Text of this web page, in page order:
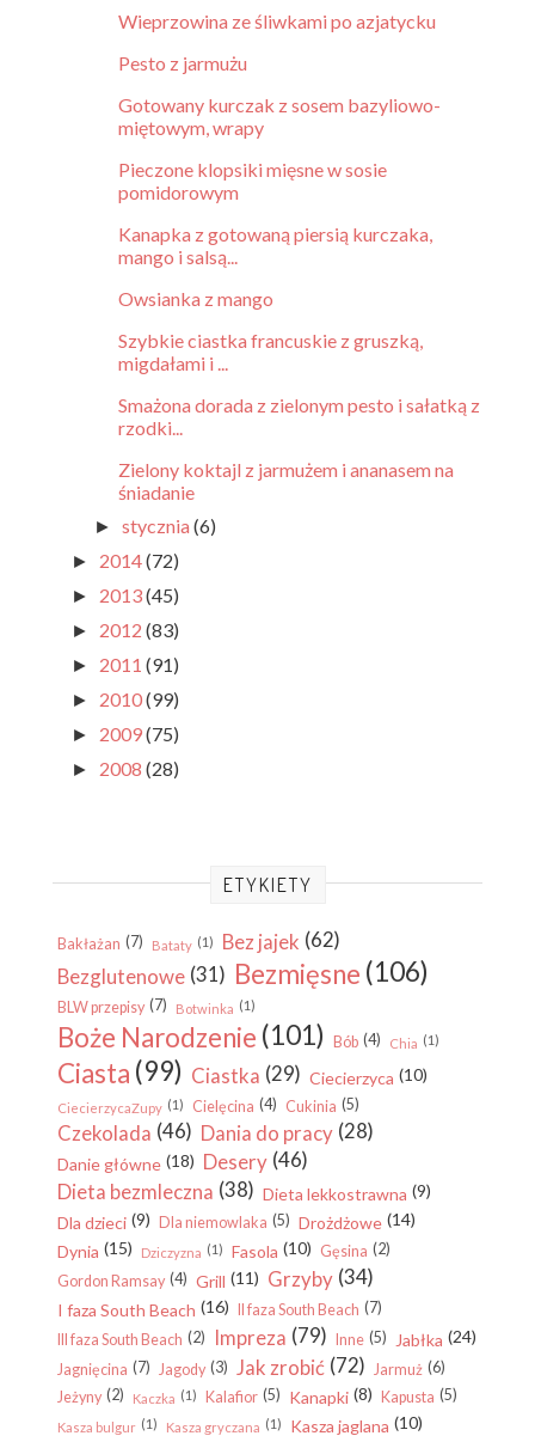
Wieprzowina ze śliwkami po azjatycku
Pesto z jarmużu
Gotowany kurczak z sosem bazyliowo-
miętowym, wrapy
Pieczone klopsiki mięsne w sosie
pomidorowym
Kanapka z gotowaną piersią kurczaka,
mango i salsą...
Owsianka z mango
Szybkie ciastka francuskie z gruszką,
migdałami i ...
Smażona dorada z zielonym pesto i sałatką z
rzodki...
Zielony koktajl z jarmużem i ananasem na
śniadanie
►stycznia(6)
► 2014(72)
► 2013(45)
► 2012 (83)
► 2011 (91)
► 2010(99)
► 2009(75)
► 2008 (28)
ETYKIETY
Bakłażan (7) Bataty (1) Bez jajek (62)
Bezglutenowe (31) Bezmięsne (106)
BLW przepisy (7) Botwinka (1)
Boże Narodzenie (101) Bób (4) Chia (1)
Ciasta (99) Ciastka (29) Ciecierzyca (10)
CiecierzycaZupy (1) Cielęcina (4) Cukinia (5)
Czekolada (46) Dania do pracy (28)
Danie główne (18) Desery (46)
Dieta bezmleczna (38) Dieta lekkostrawna (9)
Dla dzieci (9) Dla niemowlaka (5) Drożdżowe (14)
Dynia (15) Dziczyzna (1) Fasola (10) Gęsina (2)
Gordon Ramsay (4) Grill (11) Grzyby (34)
I faza South Beach (16) II faza South Beach (7)
III faza South Beach (2) Impreza (79) Inne (5) Jabłka (24)
Jagnięcina (7) Jagody (3) Jak zrobić (72) Jarmuż (6)
Jeżyny (2) Kaczka (1) Kalafior (5) Kanapki (8) Kapusta (5)
Kasza bulgur (1) Kasza gryczana (1) Kasza jaglana (10)